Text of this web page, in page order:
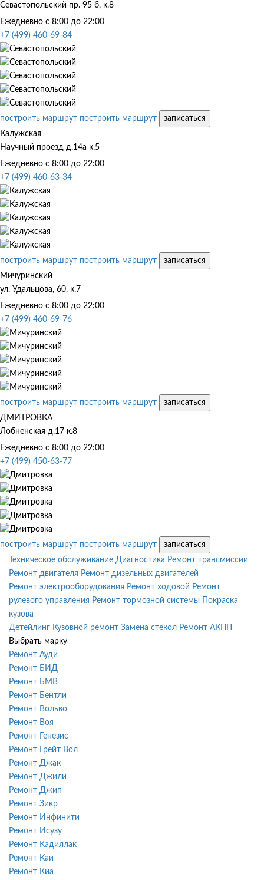
Севастопольский пр. 95 б, к.8
Ежедневно с 8:00 до 22:00
+7 (499) 460-69-84
построить маршрут построить маршрут
записаться
Калужская
Научный проезд д.14а к.5
Ежедневно с 8:00 до 22:00
+7 (499) 460-63-34
построить маршрут построить маршрут
записаться
Мичуринский
ул. Удальцова, 60, к.7
Ежедневно с 8:00 до 22:00
+7 (499) 460-69-76
построить маршрут построить маршрут
записаться
ДМИТРОВКА
Лобненская д.17 к.8
Ежедневно с 8:00 до 22:00
+7 (499) 450-63-77
построить маршрут построить маршрут
записаться
Техническое обслуживание Диагностика Ремонт трансмиссии
Ремонт двигателя Ремонт дизельных двигателей
Ремонт электрооборудования Ремонт ходовой Ремонт
рулевого управления Ремонт тормозной системы
Покраска
кузова
Детейлинг Кузовной ремонт Замена стекол Ремонт АКПП
Выбрать марку
Ремонт Ауди
Ремонт БИД
Ремонт БМВ
Ремонт Бентли
Ремонт Вольво
Ремонт Воя
Ремонт Генезис
Ремонт Грейт Вол
Ремонт Джак
Ремонт Джили
Ремонт Джип
Ремонт Зикр
Ремонт Инфинити
Ремонт Исузу
Ремонт Кадиллак
Ремонт Каи
Ремонт Киа